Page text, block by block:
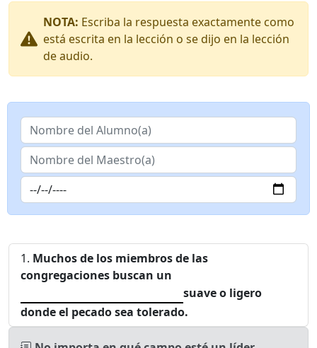
NOTA: Escriba la respuesta exactamente como
está escrita en la lección o se dijo en la lección
de audio.
Muchos de los miembros de las
congregaciones buscan un
suave o ligero
donde el pecado sea tolerado.